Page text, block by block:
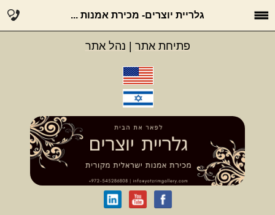
גלריית יוצרים- מכירת אמנות ...
פתיחת אתר נהל אתר